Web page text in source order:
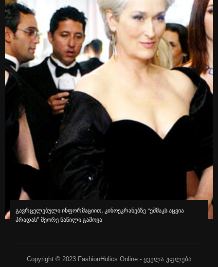
გავრცელებული ინფორმაციით, კინოეკრანებზე “ეშმაკს აცვია
პრადას” მეორე ნაწილი გამოვა
Copyright © 2023 FashionHolics Online - ყველა უფლება